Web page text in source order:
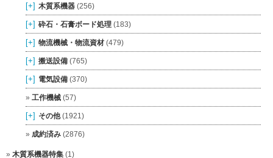
[+] 木質系機器 (256)
[+] 砕石・石膏ボード処理 (183)
[+] 物流機械・物流資材 (479)
[+] 搬送設備 (765)
[+] 電気設備 (370)
工作機械 (57)
[+] その他(1921)
成約済み (2876)
木質系機器特集 (1)